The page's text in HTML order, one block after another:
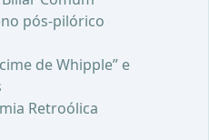
pós-pilórico
de Whipple” e
Retroólica